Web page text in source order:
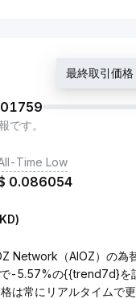
最終取引価
です。
Time Low
0.086054
Network（AIOZ）の
-5.57%の{{trend7d}を
は常にリアルタイムで